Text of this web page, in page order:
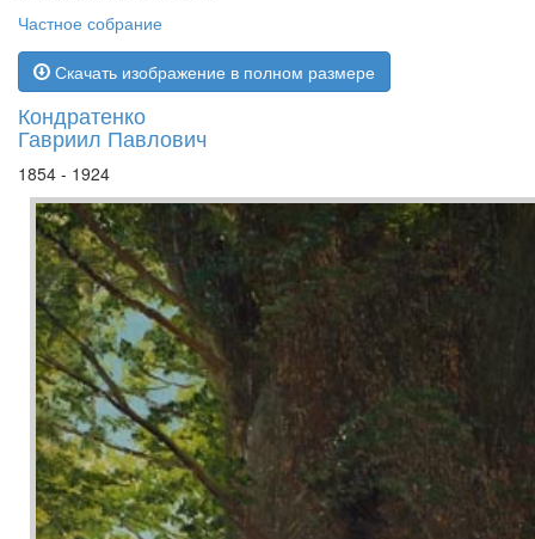
Частное собрание
Скачать изображение в полном размере
Кондратенко
Гавриил Павлович
1854 - 1924